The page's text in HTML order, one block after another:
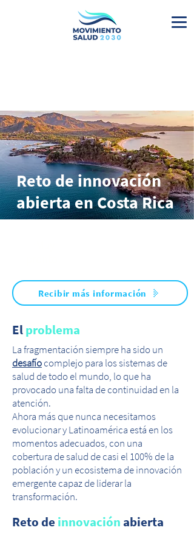
Reto de innovación
abierta en Costa Rica
Recibir más información
Elproblema
La fragmentación siempre ha sido un
desafíocomplejo para los sistemas de
salud de todo el mundo, lo que ha
provocado una falta de continuidad en la
atención.
Ahora más que nunca necesitamos
evolucionar y Latinoamérica está en los
momentos adecuados, con una
cobertura de salud de casi el 100% de la
población y un ecosistema de innovación
emergente capaz de liderar la
transformación.
Reto de innovación abierta